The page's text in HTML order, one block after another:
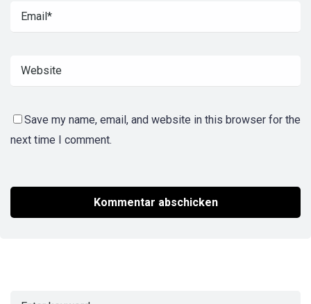
Save my name, email, and website in this browser for the
next time I comment.